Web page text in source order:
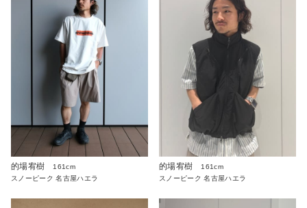
的場宥樹
161cm
スノーピーク 名古屋ハエラ
的場宥樹
161cm
スノーピーク 名古屋ハエラ